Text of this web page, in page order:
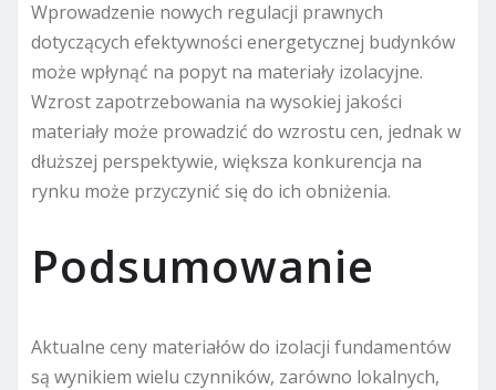
Wprowadzenie nowych regulacji prawnych
dotyczących efektywności energetycznej budynków
może wpłynąć na popyt na materiały izolacyjne.
Wzrost zapotrzebowania na wysokiej jakości
materiały może prowadzić do wzrostu cen, jednak w
dłuższej perspektywie, większa konkurencja na
rynku może przyczynić się do ich obniżenia.
Podsumowanie
Aktualne ceny materiałów do izolacji fundamentów
są wynikiem wielu czynników, zarówno lokalnych,